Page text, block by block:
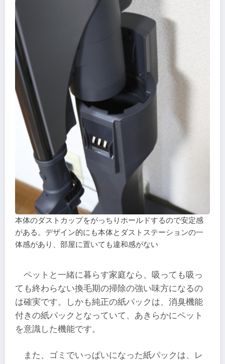
本体のダストカップをがっちりホールドするので安定感
がある。デザイン的にも本体とダストステーションの一
体感があり、部屋に置いても違和感がない
ペットと一緒に暮らす家庭なら、吸っても吸っ
ても終わらない換毛期の掃除の強い味方になるの
は確実です。しかも純正の紙パックは、消臭機能
付きの紙パックとなっていて、あきらかにペット
を意識した機能です。
また、ゴミでいっぱいになった紙パックは、レ